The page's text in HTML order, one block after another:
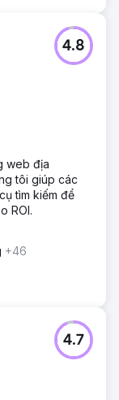
4.8
web địa
tôi giúp các
tìm kiếm để
ROI.
+46
4.7